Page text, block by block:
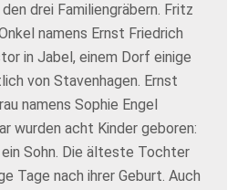
drei Familiengräbern. Fritz
namens Ernst Friedrich
in Jabel, einem Dorf einige
von Stavenhagen. Ernst
namens Sophie Engel
wurden acht Kinder geboren:
Sohn. Die älteste Tochter
Tage nach ihrer Geburt. Auch